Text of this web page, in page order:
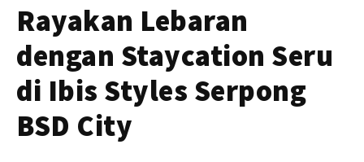
Rayakan Lebaran
dengan Staycation Seru
di Ibis Styles Serpong
BSD City